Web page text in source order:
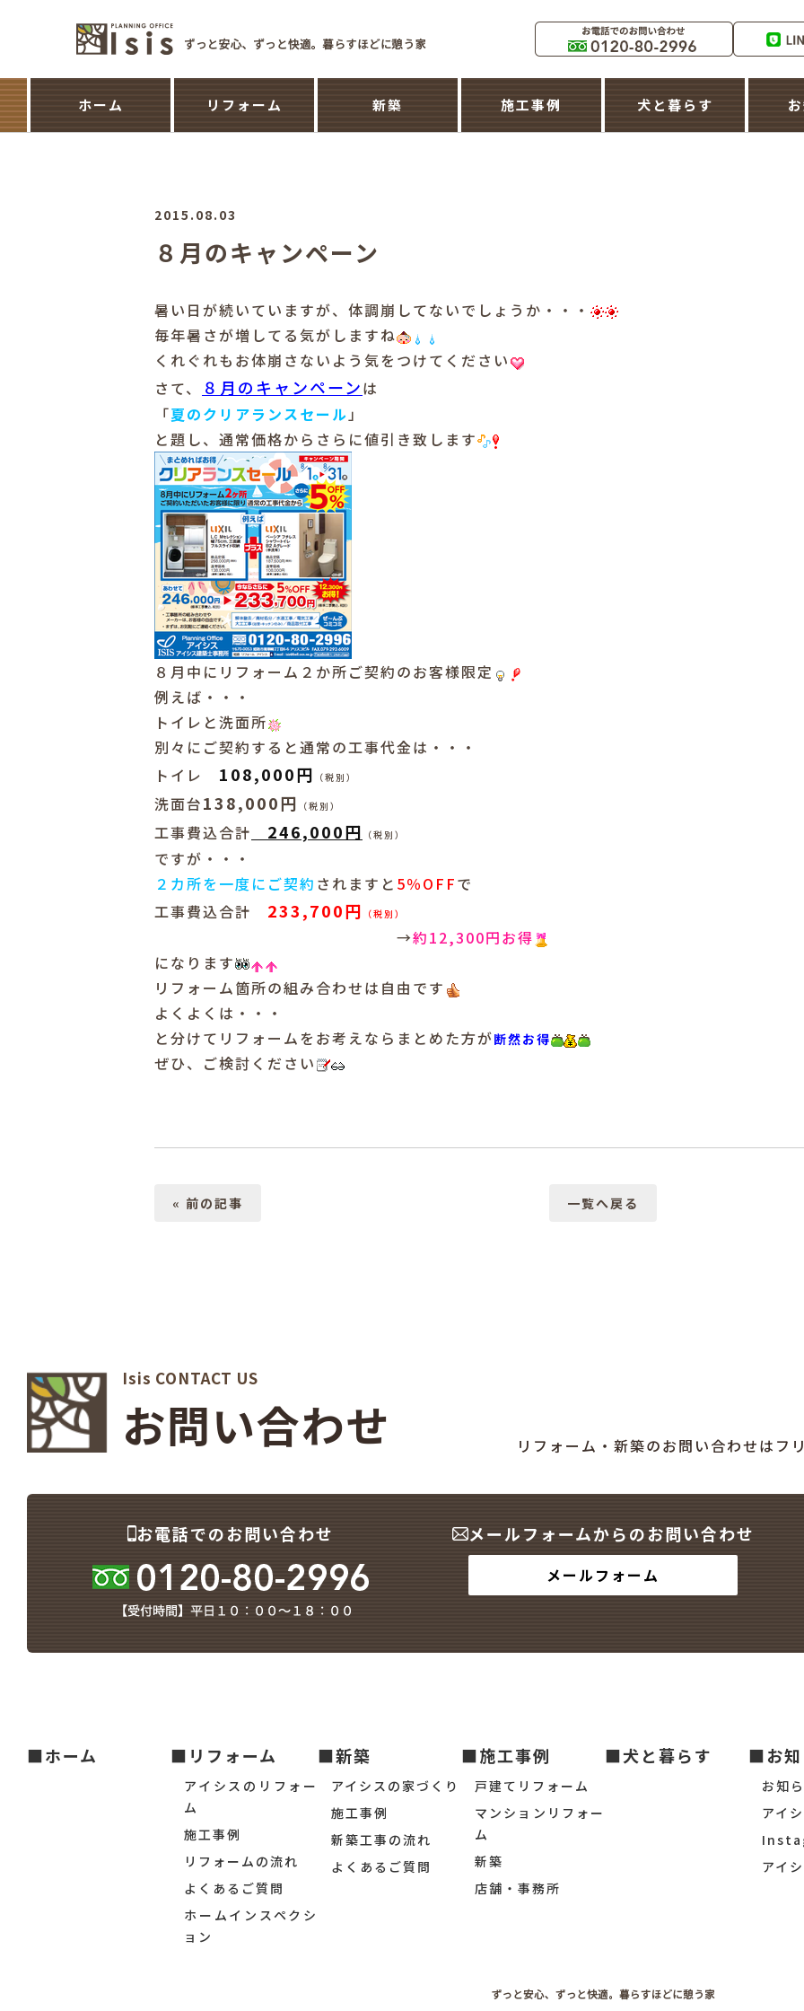
ホーム リフォーム 新築 施工事例 犬と暮らす
2015.08.03
８月のキャンペーン
暑い日が続いていますが、体調崩してないでしょうか・・・
毎年暑さが増してる気がしますね
くれぐれもお体崩さないよう気をつけてください
さて、
８月のキャンペーンは
「夏のクリアランスセール」
と題し、通常価格からさらに値引き致します
８月中にリフォーム２か所ご契約のお客様限定
例えば・・・
トイレと洗面所
別々にご契約すると通常の工事代金は・・・
トイレ 108,000円 （税別）
洗面台138,000円 （税別）
工事費込合計 246,000円 （税別）
ですが・・・
２カ所を一度にご契約 されますと 5％OFFで
工事費込合計 233,700円 （税別）
→約12,300円お得
になります
リフォーム箇所の組み合わせは自由です
よくよくは・・・
と分けてリフォームをお考えならまとめた方が断然お得
ぜひ、ご検討ください
« 前の記事 一覧へ戻る
Isis CONTACT US
お問い合わせ リフォーム・新築のお問い合わせはフ
お電話でのお問い合わせ メールフォームからのお問い合わせ
メールフォーム
■ホーム ■リフォーム
アイシスのリフォー
ム
施工事例
リフォームの流れ
よくあるご質問
ホームインスペクシ
ョン
■新築
アイシスの家づくり
施工事例
新築工事の流れ
よくあるご質問
■施工事例
戸建てリフォーム
マンションリフォー
ム
新築
店舗・事務所
■犬と暮らす ■お知
お知
アイ
アイ